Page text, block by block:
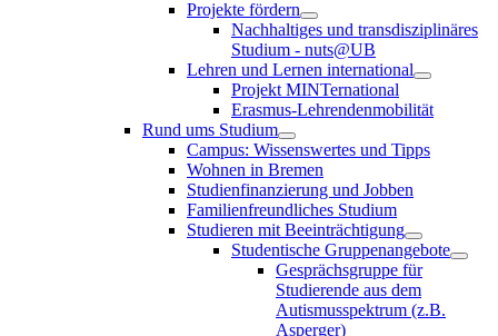
Projekte fördern
Nachhaltiges und transdisziplinäres
Studium - nuts@UB
Lehren und Lernen international
Projekt MINTernational
Erasmus-Lehrendenmobilität
Rund ums Studium
Campus: Wissenswertes und Tipps
Wohnen in Bremen
Studienfinanzierung und Jobben
Familienfreundliches Studium
Studieren mit Beeinträchtigung
Studentische Gruppenangebote
Gesprächsgruppe für
Studierende aus dem
Autismusspektrum (z.B.
Asperger)